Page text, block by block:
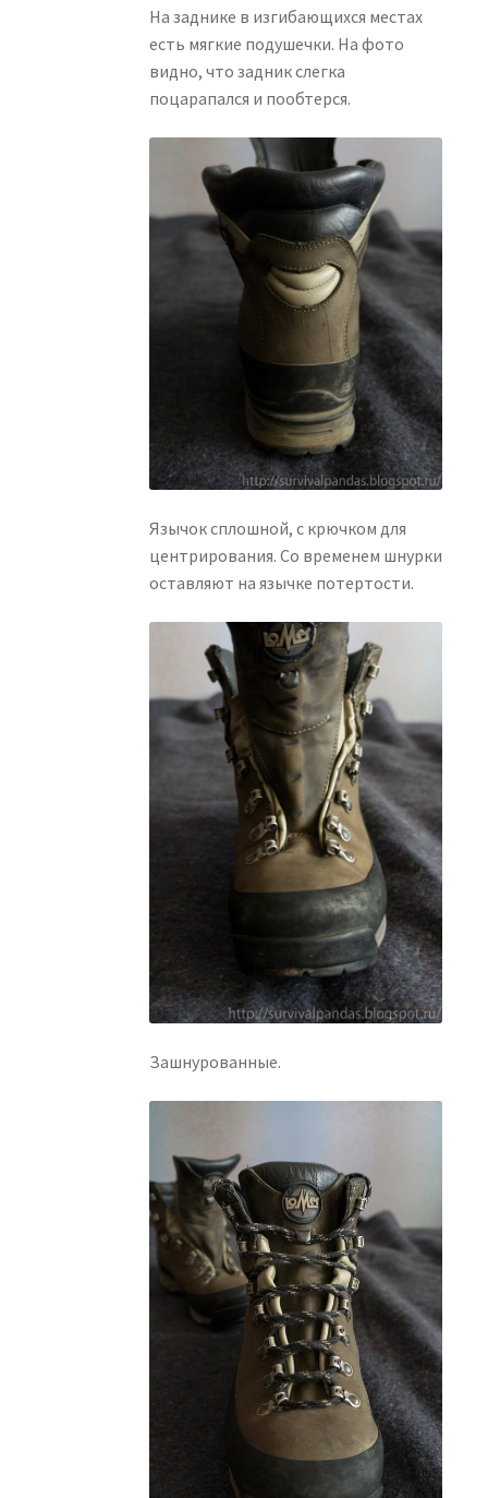
На заднике в изгибающихся местах
есть мягкие подушечки. На фото
видно, что задник слегка
поцарапался и пообтерся.
Язычок сплошной, с крючком для
центрирования. Со временем шнурки
оставляют на язычке потертости.
Зашнурованные.